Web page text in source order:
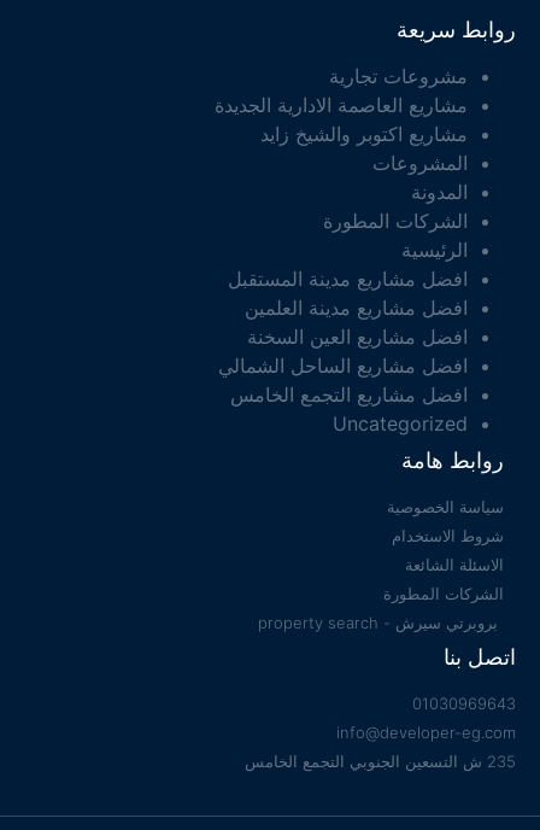
روابط سريعة
مشروعات تجارية
مشاريع العاصمة الادارية الجديدة
مشاريع اكتوبر والشيخ زايد
المشروعات
المدونة
الشركات المطورة
الرئيسية
افضل مشاريع مدينة المستقبل
افضل مشاريع مدينة العلمين
افضل مشاريع العين السخنة
افضل مشاريع الساحل الشمالي
افضل مشاريع التجمع الخامس
Uncategorized
روابط هامة
سياسة الخصوصية
شروط الاستخدام
الاسئلة الشائعة
الشركات المطورة
بروبرتي سيرش - property search
اتصل بنا
01030969643
info@developer-eg.com
235 ش التسعين الجنوبي التجمع الخامس